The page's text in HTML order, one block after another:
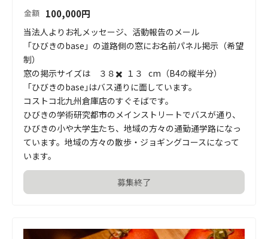
金額 100,000円
当法人よりお礼メッセージ、活動報告のメール
「ひびきのbase」の道路側の窓にお名前パネル掲示（希望
制）
窓の掲示サイズは　３８✖️  １３   cm（B4の縦半分）
「ひびきのbase｣はバス通りに面しています。
コストコ北九州倉庫店のすぐそばです。
ひびきの学術研究都市のメインストリートでバスが通り、
ひびきの小や大学生たち、地域の方々の通勤通学路になっ
ています。地域の方々の散歩・ジョギングコースになって
います。
募集終了